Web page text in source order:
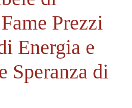
Prezzi
Energia e
Speranza di